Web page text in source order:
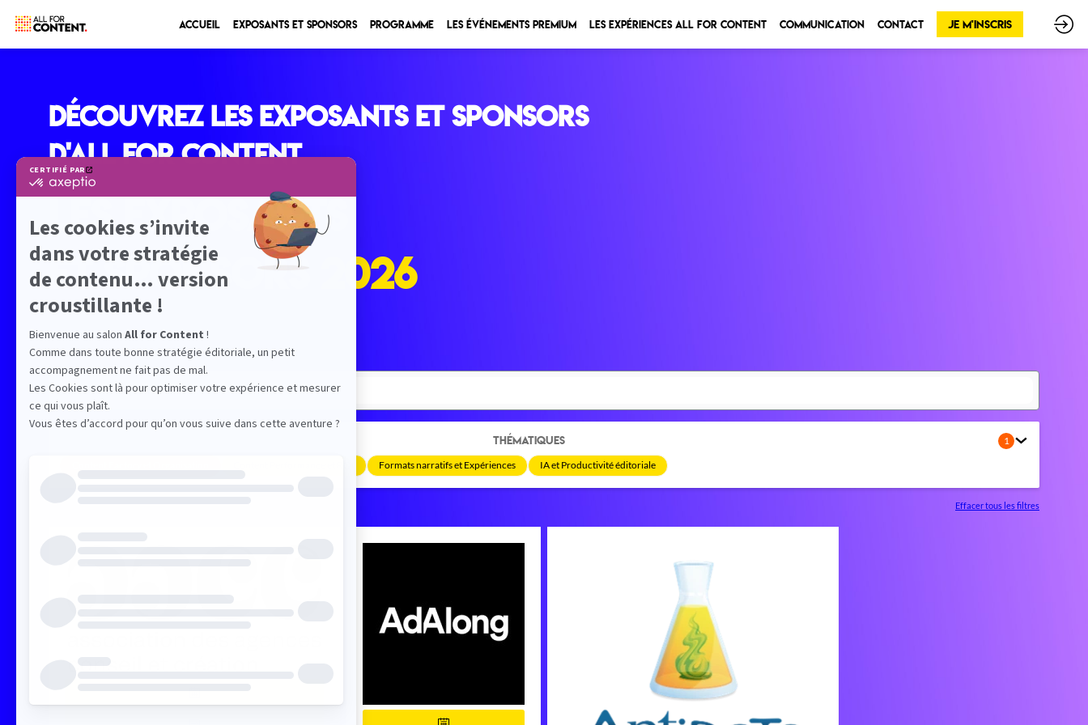
Accueil Exposants et sponsors Programme Les Événements Premium Les expériences All for Content Communication Contact Je m'inscris
Découvrez les exposants et sponsors
d'All for Content
LES EXPOSANTS
ET SPONSORS
2026
THÉMATIQUES 1
Formats narratifs et Expériences IA et Productivité éditoriale
Effacer tous les filtres